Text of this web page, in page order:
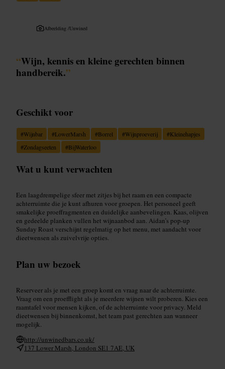
Afbeelding /Unwined
“Wijn, kennis en kleine gerechten binnen
handbereik.”
Geschikt voor
#Wijnbar #LowerMarsh #Borrel #Wijnproeverij #Kleinehapjes
#Zondagseeten #BijWaterloo
Wat u kunt verwachten
Een laagdrempelige sfeer met zitjes bij het raam en een compacte
achterruimte die je kunt afhuren voor groepen. Het personeel geeft
smakelijke proeffragmenten en duidelijke aanbevelingen. Kaas, olijven
en gedeelde planken vullen het wijnaanbod aan. Aidan’s pop-up
Sunday Roast verschijnt regelmatig op het menu, met aandacht voor
dieetwensen als zuivelvrije opties.
Plan uw bezoek
Reserveer als je met een groep komt en vraag naar de achterruimte.
Vraag om een proefflight als je meerdere wijnen wilt proberen. Kies een
raamtafel voor mensen kijken, of de achterruimte voor privacy. Meld
dieetwensen bij binnenkomst, het team past gerechten aan wanneer
mogelijk.
http://unwinedbars.co.uk/
137 Lower Marsh, London SE1 7AE, UK